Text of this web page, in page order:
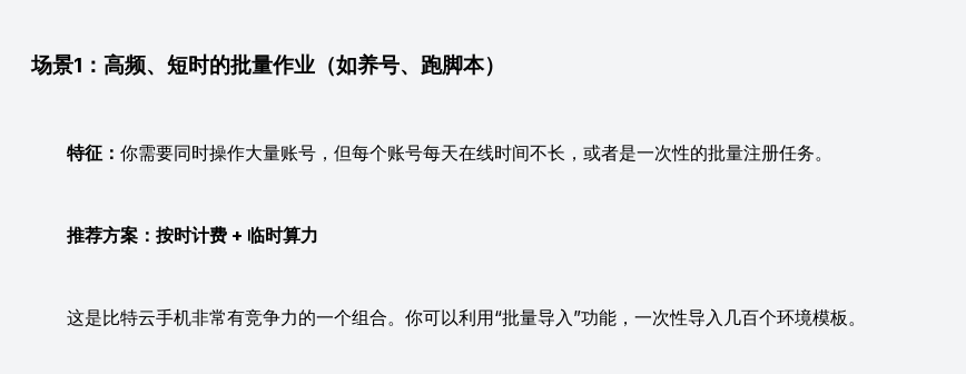
场景1：高频、短时的批量作业（如养号、跑脚本）
特征： 你需要同时操作大量账号，但每个账号每天在线时间不长，或者是一次性的批量注册任务。
推荐方案：按时计费 + 临时算力
这是比特云手机非常有竞争力的一个组合。你可以利用“批量导入”功能，一次性导入几百个环境模板。